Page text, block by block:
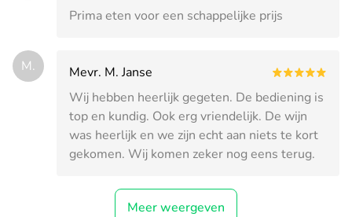
Prima eten voor een schappelijke prijs
M.
Mevr. M. Janse
Wij hebben heerlijk gegeten. De bediening is
top en kundig. Ook erg vriendelijk. De wijn
was heerlijk en we zijn echt aan niets te kort
gekomen. Wij komen zeker nog eens terug.
Meer weergeven